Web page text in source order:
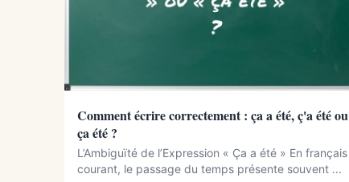
Comment écrire correctement : ça a été, ç'a été ou
ça été ?
L’Ambiguïté de l’Expression « Ça a été » En français
courant, le passage du temps présente souvent ...